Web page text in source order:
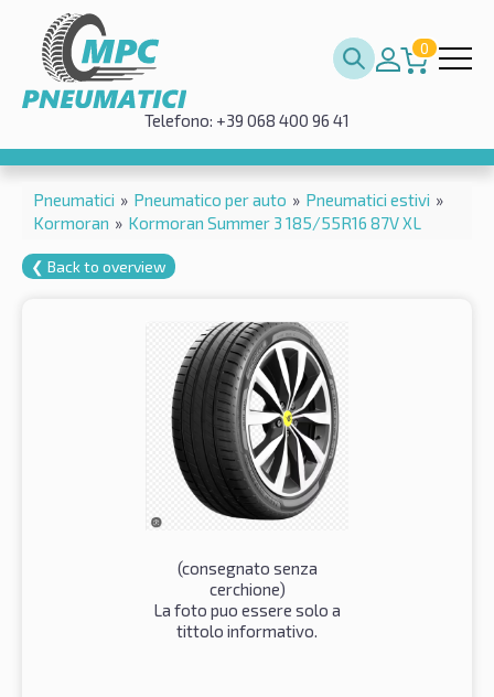
0
Telefono: +39 068 400 96 41
Pneumatici » Pneumatico per auto » Pneumatici estivi »
Kormoran » Kormoran Summer 3 185/55R16 87V XL
❮ Back to overview
(consegnato senza
cerchione)
La foto puo essere solo a
tittolo informativo.